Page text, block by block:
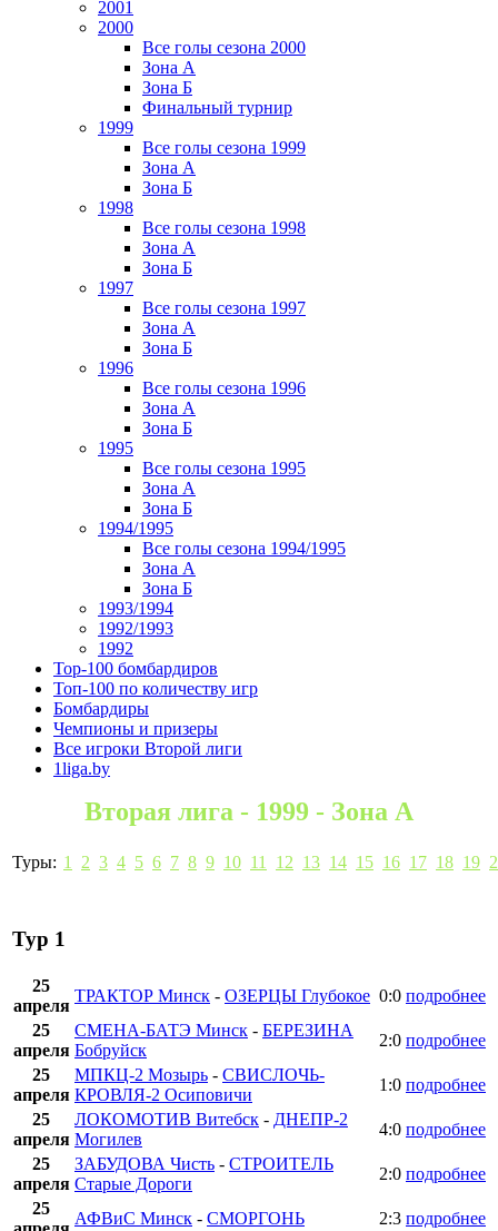
2001
2000
Все голы сезона 2000
Зона А
Зона Б
Финальный турнир
1999
Все голы сезона 1999
Зона А
Зона Б
1998
Все голы сезона 1998
Зона А
Зона Б
1997
Все голы сезона 1997
Зона А
Зона Б
1996
Все голы сезона 1996
Зона А
Зона Б
1995
Все голы сезона 1995
Зона А
Зона Б
1994/1995
Все голы сезона 1994/1995
Зона А
Зона Б
1993/1994
1992/1993
1992
Top-100 бомбардиров
Топ-100 по количеству игр
Бомбардиры
Чемпионы и призеры
Все игроки Второй лиги
1liga.by
Вторая лига - 1999 - Зона А
Туры: 1 2 3 4 5 6 7 8 9 10 11 12 13 14 15 16 17 18 19
Тур 1
25
апреля
ТРАКТОР Минск - ОЗЕРЦЫ Глубокое 0:0 подробнее
25
апреля
СМЕНА-БАТЭ Минск - БЕРЕЗИНА
Бобруйск
2:0 подробнее
25
апреля
МПКЦ-2 Мозырь - СВИСЛОЧЬ-
КРОВЛЯ-2 Осиповичи
1:0 подробнее
25
апреля
ЛОКОМОТИВ Витебск - ДНЕПР-2
Могилев
4:0 подробнее
25
апреля
ЗАБУДОВА Чисть - СТРОИТЕЛЬ
Старые Дороги
2:0 подробнее
25
АФВиС Минск - СМОРГОНЬ 2:3 подробнее